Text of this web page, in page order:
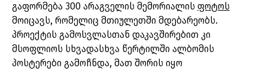
გაფორმება 300 არაგველის მემორიალის ფოტოს
მოიცავს, რომელიც მთიულეთში მდებარეობს.
პროექტის გამოსვლასთან დაკავშირებით კი
მსოფლიოს სხვადასხვა წერტილში ალბომის
პოსტერები გამოჩნდა, მათ შორის იყო